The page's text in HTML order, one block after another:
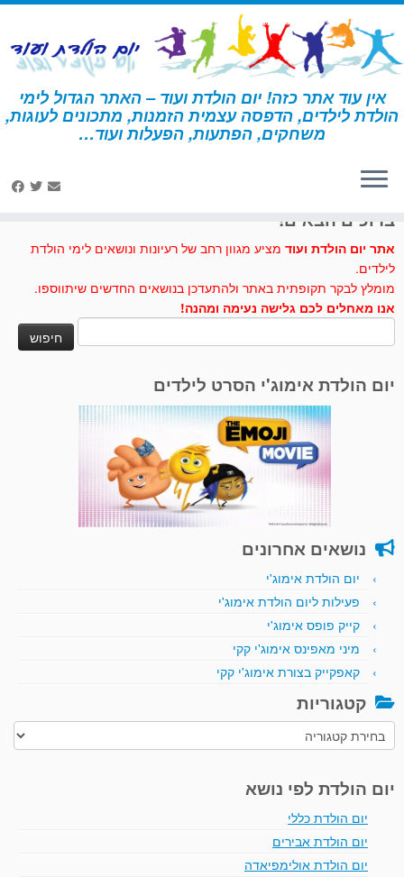
דלג
לתוכן
אין עוד אתר כזה! יום הולדת ועוד – האתר הגדול לימי
הולדת לילדים, הדפסה עצמית הזמנות, מתכונים לעוגות,
משחקים, הפתעות, הפעלות ועוד… דף הבית » מכשפה
ברוכים הבאים!
אתר יום הולדת ועוד מציע מגוון רחב של רעיונות ונושאים לימי הולדת
לילדים.
מומלץ לבקר תקופתית באתר ולהתעדכן בנושאים החדשים שיתווספו.
אנו מאחלים לכם גלישה נעימה ומהנה!
יום הולדת אימוג'י הסרט לילדים
נושאים אחרונים
יום הולדת אימוג'י
פעילות ליום הולדת אימוג'י
קייק פופס אימוג'י
מיני מאפינס אימוג'י קקי
קאפקייק בצורת אימוג'י קקי
קטגוריות
קטגוריות
יום הולדת לפי נושא
יום הולדת כללי
יום הולדת אבירים
יום הולדת אולימפיאדה